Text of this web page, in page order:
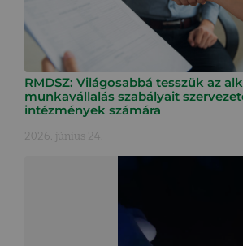
RMDSZ: Világosabbá tesszük az
munkavállalás szabályait
intézmények számára
2026. június 24.